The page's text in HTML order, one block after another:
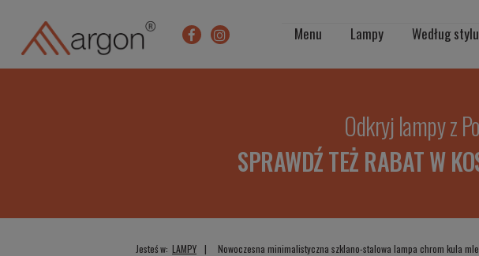
Menu Lampy Według stylu
Odkryj lampy z
SPRAWDŹ TEŻ RABAT W
Jesteś w: LAMPY Nowoczesna minimalistyczna szklano-stalowa lampa chrom kula